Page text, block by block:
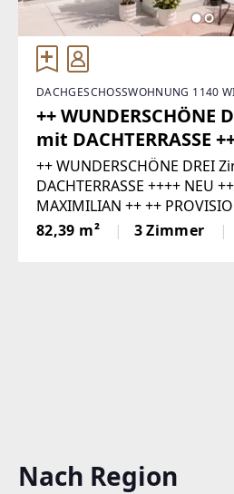
Nach Region
DACHGESCHOSSWOHNUNG 1140
++ WUNDERSCHÖNE
mit DACHTERRASSE
++ WUNDERSCHÖNE DREI
DACHTERRASSE ++++ NEU
MAXIMILIAN ++ ++
Käufer und komplett
begehrter, zentraler und
82,39 m² 3 Zimmer